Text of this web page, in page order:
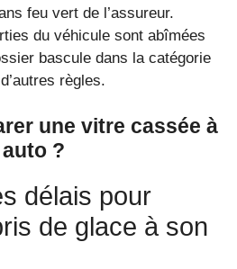
feu vert de l’assureur.
du véhicule sont abîmées
bascule dans la catégorie
règles.
une vitre cassée à
?
délais pour
de glace à son